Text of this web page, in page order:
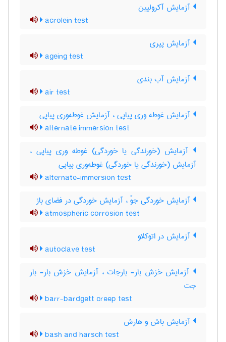
آزمایش آکرولیین
acrolein test
آزمایش پیری
ageing test
آزمایش آب بندی
air test
آزمایش غوطه وری پیاپی ، آزمایش غوطه‌وری پیاپی
alternate immersion test
آزمایش (خورندگی یا خوردگی) غوطه وری پیاپی ،
آزمایش (خورندگی یا خوردگی) غوطه‌وری پیاپی
alternate-immersion test
آزمایش خوردگی جوّ ، آزمایش خوردگی در فضای باز
atmospheric corrosion test
آزمایش در اتوکلاو
autoclave test
آزمایش خزش بار- بارجات ، آزمایش خزش بار- بار
جت
barr-bardgett creep test
آزمایش باش و هارش
bash and harsch test